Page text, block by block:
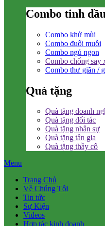
Combo tinh dầu
Combo khử mùi
Combo đuổi muỗi
Combo ngủ ngon
Combo chống say
Combo thư giãn /
Quà tặng
Quà tặng doanh
Quà tặng đối tác
Quà tặng nhân sự
Quà tặng tân gia
Quà tặng thầy cô
Menu
Trang Chủ
Về Chúng Tôi
Tin tức
Sự Kiện
Videos
Hợp tác kinh doanh